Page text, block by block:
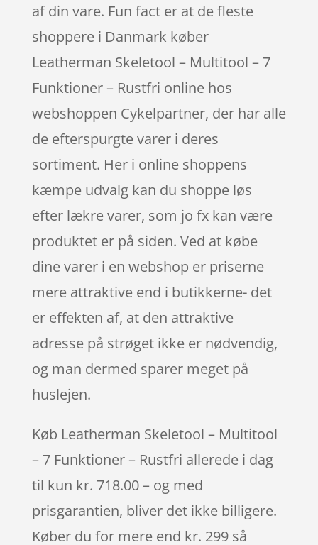
af din vare. Fun fact er at de fleste
shoppere i Danmark køber
Leatherman Skeletool – Multitool – 7
Funktioner – Rustfri online hos
webshoppen Cykelpartner, der har alle
de efterspurgte varer i deres
sortiment. Her i online shoppens
kæmpe udvalg kan du shoppe løs
efter lækre varer, som jo fx kan være
produktet er på siden. Ved at købe
dine varer i en webshop er priserne
mere attraktive end i butikkerne- det
er effekten af, at den attraktive
adresse på strøget ikke er nødvendig,
og man dermed sparer meget på
huslejen.
Køb Leatherman Skeletool – Multitool
– 7 Funktioner – Rustfri allerede i dag
til kun kr. 718.00 – og med
prisgarantien, bliver det ikke billigere.
Køber du for mere end kr. 299 så